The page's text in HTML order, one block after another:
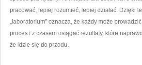
pracować, lepiej rozumieć, lepiej działać. Dzięki
„laboratorium” oznacza, że każdy może
proces i z czasem osiągać rezultaty, które
że idzie się do przodu.